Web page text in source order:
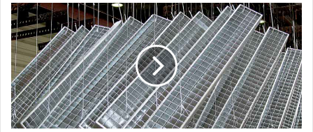
la
solicitarile
din
spatiile
industriale
Gratarele
metalice
zincate:
domenii
de
aplicare
si
avantaje